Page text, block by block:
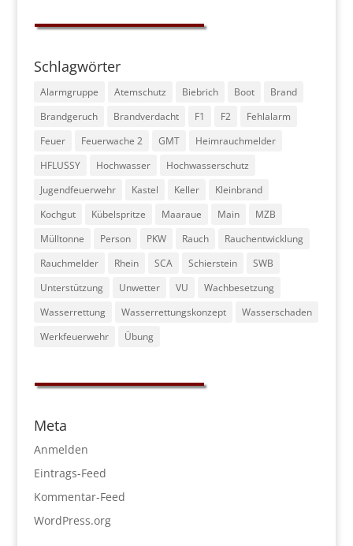
Schlagwörter
Alarmgruppe Atemschutz Biebrich Boot
Brand
Brandgeruch
Brandverdacht F1 F2
Fehlalarm
Feuer
Feuerwache 2 GMT
Heimrauchmelder
HFLUSSY
Hochwasser
Hochwasserschutz
Jugendfeuerwehr
Kastel Keller
Kleinbrand
Kochgut
Kübelspritze Maaraue Main
MZB
Mülltonne
Person PKW Rauch
Rauchentwicklung
Rauchmelder
Rhein SCA Schierstein
SWB
Unterstützung
Unwetter VU
Wachbesetzung
Wasserrettung
Wasserrettungskonzept
Wasserschaden
Werkfeuerwehr
Übung
Meta
Anmelden
Eintrags-Feed
Kommentar-Feed
WordPress.org